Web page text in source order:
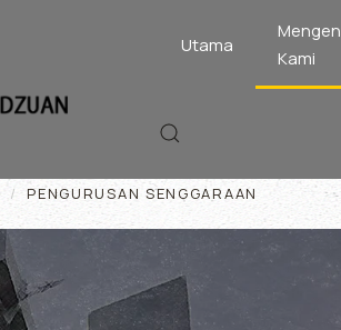
Utama
Kami
PENGURUSAN SENGGARAAN